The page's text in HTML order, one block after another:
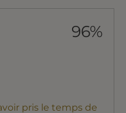
96%
pris le temps de